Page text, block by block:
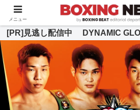
BOXING BEAT [ボクシング・ビ
[PR]見逃し配信中 DYNAMIC
メニュー